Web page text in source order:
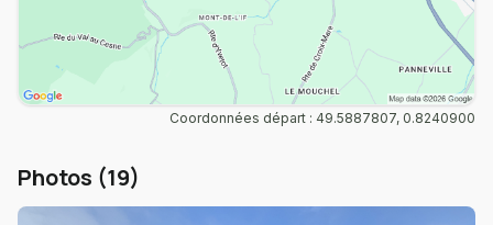
Coordonnées départ : 49.5887807, 0.8240900
Photos (19)